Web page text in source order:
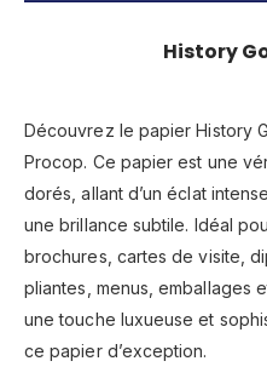
History
Découvrez le papier History
Procop. Ce papier est une
dorés, allant d’un éclat
une brillance subtile. Idéal
brochures, cartes de visite,
pliantes, menus, emballages
une touche luxueuse et
ce papier d’exception.